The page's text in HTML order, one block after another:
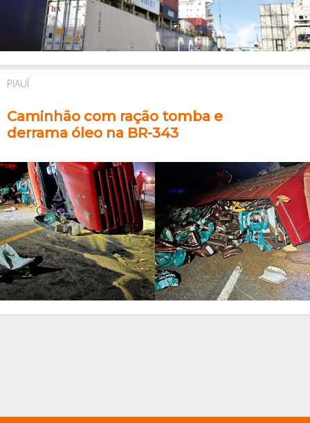
PIAUÍ
Caminhão com ração tomba e
derrama óleo na BR-343